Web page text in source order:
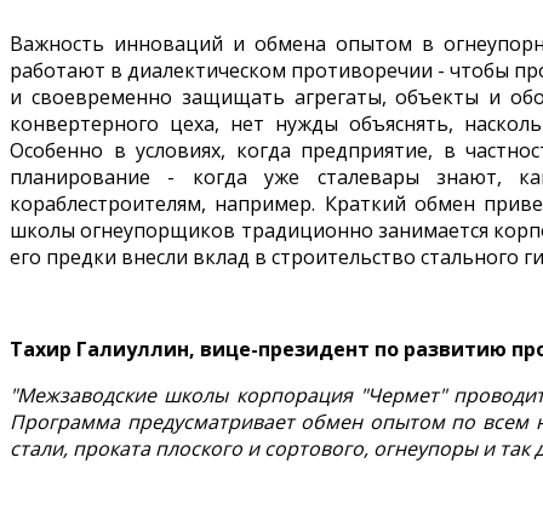
Важность инноваций и обмена опытом в
работают в диалектическом противоречии - чтобы
и своевременно защищать агрегаты, объекты и
конвертерного цеха, нет нужды объяснять,
Особенно в условиях, когда предприятие, в
планирование - когда уже сталевары знают,
кораблестроителям, например. Краткий обмен
школы огнеупорщиков традиционно занимается
его предки внесли вклад в строительство
Тахир Галиуллин, вице-президент по развитию
"Межзаводские школы корпорация "Чермет"
Программа предусматривает обмен опытом по всем
стали, проката плоского и сортового, огнеупоры и так